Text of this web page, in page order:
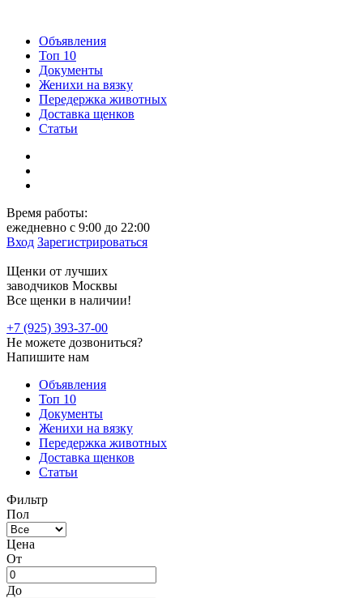
Объявления
Топ 10
Документы
Женихи на вязку
Передержка животных
Доставка щенков
Статьи
Время работы:
ежедневно c 9:00 до 22:00
Вход Зарегистрироваться
Щенки от лучших
заводчиков Москвы
Все щенки в наличии!
+7 (925) 393-37-00
Не можете дозвониться?
Напишите нам
Объявления
Топ 10
Документы
Женихи на вязку
Передержка животных
Доставка щенков
Статьи
Фильтр
Пол
Цена
От
До